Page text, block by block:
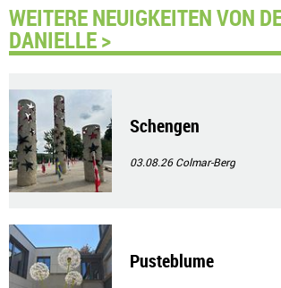
WEITERE NEUIGKEITEN VON
DANIELLE >
Schengen
03.08.26Colmar-Berg
Pusteblume